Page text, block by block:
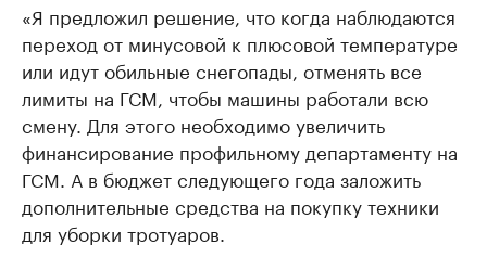
«Я предложил решение, что когда наблюдаются
переход от минусовой к плюсовой температуре
или идут обильные снегопады, отменять все
лимиты на ГСМ, чтобы машины работали всю
смену. Для этого необходимо увеличить
финансирование профильному департаменту на
ГСМ. А в бюджет следующего года заложить
дополнительные средства на покупку техники
для уборки тротуаров.